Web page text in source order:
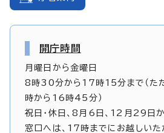
開庁時間
月曜日から金曜日
8時30分から17時15分まで（た
時から16時45分）
祝日・休日、8月6日、12月29日
窓口へは、17時までにお越しいた